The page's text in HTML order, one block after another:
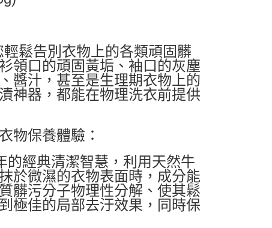
鬆告別衣物上的各類頑固髒
領口的頑固黃垢、袖口的灰塵
醬汁，甚至是生理期衣物上的
神器，都能在物理洗衣前提供
物保養體驗：
的經典清潔智慧，利用天然牛
於微濕的衣物表面時，成分能
髒污分子物理性分解、使其鬆
極佳的局部去汙效果，同時保